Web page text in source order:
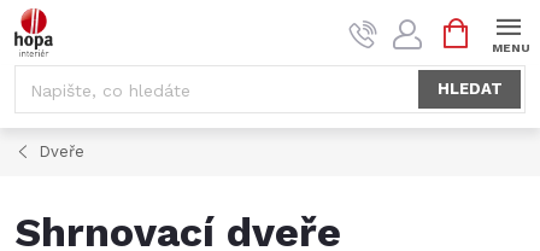
Přejít
na
HLEDAT
NÁKUPNÍ
KOŠÍK
Dveře
Shrnovací dveře